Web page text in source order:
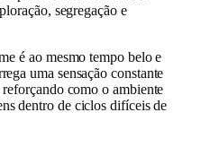
segregação e
é ao mesmo tempo belo e
uma sensação constante
como o ambiente
dentro de ciclos difíceis de